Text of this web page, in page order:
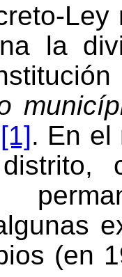
Ley
la
[1]. En el
(en